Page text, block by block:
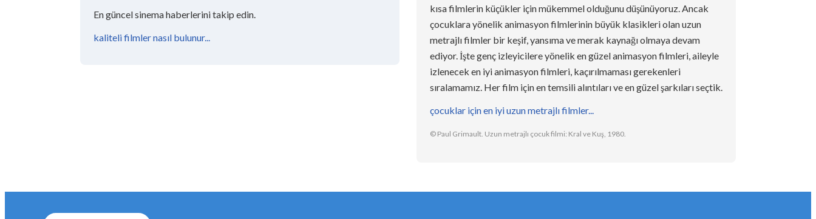
En güncel sinema haberlerini takip edin.
kaliteli filmler nasıl bulunur...
kısa filmlerin küçükler için mükemmel olduğunu düşünüyoruz. Ancak
çocuklara yönelik animasyon filmlerinin büyük klasikleri olan uzun
metrajlı filmler bir keşif, yansıma ve merak kaynağı olmaya devam
ediyor. İşte genç izleyicilere yönelik en güzel animasyon filmleri, aileyle
izlenecek en iyi animasyon filmleri, kaçırılmaması gerekenleri
sıralamamız. Her film için en temsili alıntıları ve en güzel şarkıları seçtik.
çocuklar için en iyi uzun metrajlı filmler...
© Paul Grimault. Uzun metrajlı çocuk filmi: Kral ve Kuş, 1980.